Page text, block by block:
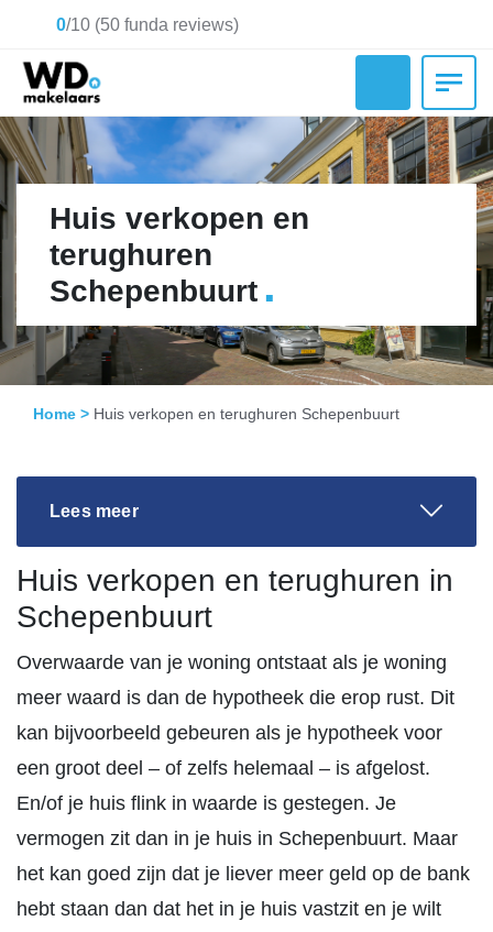
0/10 (50 funda reviews)
Huis verkopen en
terughuren
Schepenbuurt .
Home > Huis verkopen en terughuren Schepenbuurt
Lees meer
Huis verkopen en terughuren in
Schepenbuurt
Overwaarde van je woning ontstaat als je woning
meer waard is dan de hypotheek die erop rust. Dit
kan bijvoorbeeld gebeuren als je hypotheek voor
een groot deel – of zelfs helemaal – is afgelost.
En/of je huis flink in waarde is gestegen. Je
vermogen zit dan in je huis in Schepenbuurt. Maar
het kan goed zijn dat je liever meer geld op de bank
hebt staan dan dat het in je huis vastzit en je wilt